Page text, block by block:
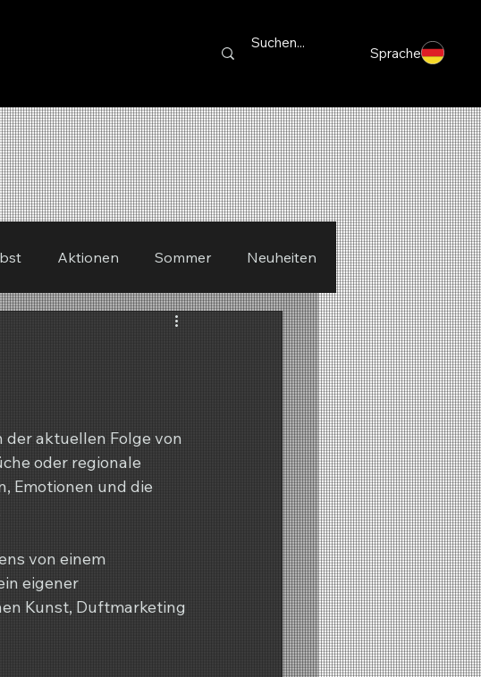
Sprache
Aktionen Sommer Neuheiten
der aktuellen Folge von
oder regionale
Emotionen und die
von einem
eigener
Kunst, Duftmarketing